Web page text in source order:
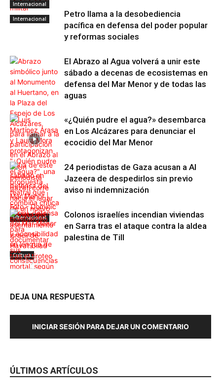
Internacional
Internacional
Petro llama a la desobediencia
pacífica en defensa del poder popular
y reformas sociales
Internacional
El Abrazo al Agua volverá a unir este
sábado a decenas de ecosistemas en
defensa del Mar Menor y de todas las
aguas
Cultura
«¿Quién pudre el agua?» desembarca
en Los Alcázares para denunciar el
ecocidio del Mar Menor
Internacional
24 periodistas de Gaza acusan a Al
Jazeera de despedirlos sin previo
aviso ni indemnización
Colonos israelíes incendian viviendas
en Sarra tras el ataque contra la aldea
palestina de Till
DEJA UNA RESPUESTA
INICIAR SESIÓN PARA DEJAR UN COMENTARIO
ÚLTIMOS ARTÍCULOS